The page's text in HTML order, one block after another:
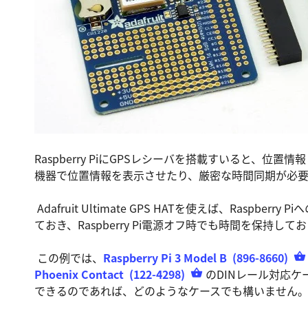
Raspberry PiにGPSレシーバを搭載すいると、位置情
機器で位置情報を表示させたり、厳密な時間同期が必
Adafruit Ultimate GPS HATを使えば、Raspberry Pi
ておき、Raspberry Pi電源オフ時でも時間を保持して
この例では、 Raspberry Pi 3 Model B (896-8660)
Phoenix Contact (122-4298)
のDINレール対応ケ
できるのであれば、どのようなケースでも構いません。